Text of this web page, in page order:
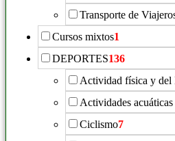
Transporte de
Cursos mixtos1
DEPORTES136
Actividad física y del
Actividades
Ciclismo7